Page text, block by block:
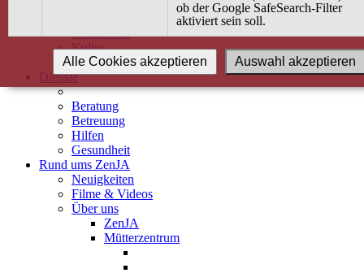
Gesundheit
Kultur
Alle Kurse
Dienste
Beratung
Betreuung
Hilfen
Gesundheit
Rund ums ZenJA
Neuigkeiten
Filme & Videos
Über uns
ZenJA
Mütterzentrum
ob der Google SafeSearch-Filter
aktiviert sein soll.
Auswahl akzeptieren
Alle Cookies akzeptieren